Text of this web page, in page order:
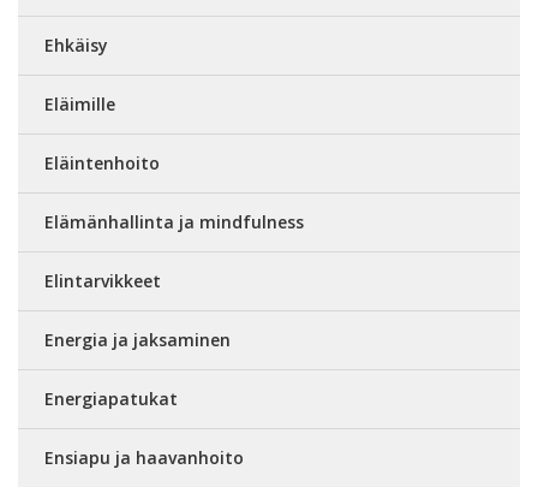
Ehkäisy
Eläimille
Eläintenhoito
Elämänhallinta ja mindfulness
Elintarvikkeet
Energia ja jaksaminen
Energiapatukat
Ensiapu ja haavanhoito